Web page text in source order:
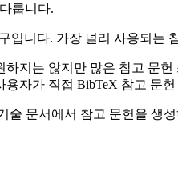
룹니다.
입니다. 가장 널리 사용되
지는 않지만 많은 참고 문
용자가 직접 BibTeX 참고 문
술 문서에서 참고 문헌을